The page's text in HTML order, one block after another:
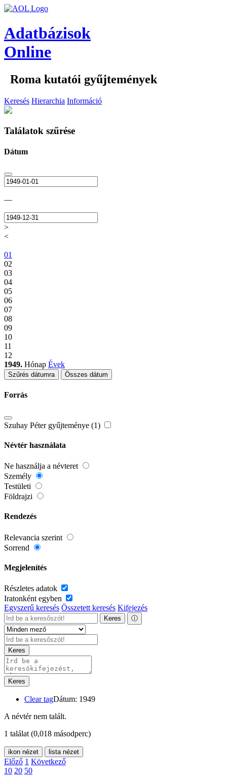
Adatbázisok
Online
Roma kutatói gyűjtemények
Keresés Hierarchia Információ
Találatok szűrése
Dátum
—
>
<
01
02
03
04
05
06
07
08
09
10
11
12
1949. Hónap Évek
Szűrés dátumra Összes dátum
Forrás
Szuhay Péter gyűjteménye (1)
Névtér használata
Ne használja a névteret
Személy
Testületi
Földrajzi
Rendezés
Relevancia szerint
Sorrend
Megjelenítés
Részletes adatok
Iratonként egyben
Egyszerű keresés Összetett keresés Kifejezés
Keres ⓘ
Keres
Keres
Clear tagDátum: 1949
A névtér nem talált.
1 találat (0,018 másodperc)
ikon nézet lista nézet
Előző 1 Következő
10 20 50